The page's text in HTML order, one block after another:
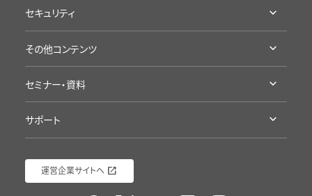
Google Playへ
アプリ評価を見る
セキュリティ
その他コンテンツ
ポケトーク徹底検証
ポケトーク流の語学学習 ポケトークチャレンジ
セミナー・資料
サポート
運営企業サイトへ